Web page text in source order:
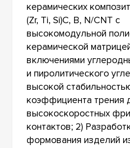
керамических
(Zr, Ti, Si)С, B, N/CNT с
высокомодульной
керамической
включениями
и пиролитического
высокой
коэффициента трения
высокоскоростных
контактов; 2)
формования изделий